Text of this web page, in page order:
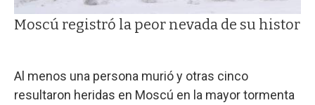
Moscú registró la peor nevada de su historia.
Al menos una persona murió y otras cinco
resultaron heridas en Moscú en la mayor tormenta